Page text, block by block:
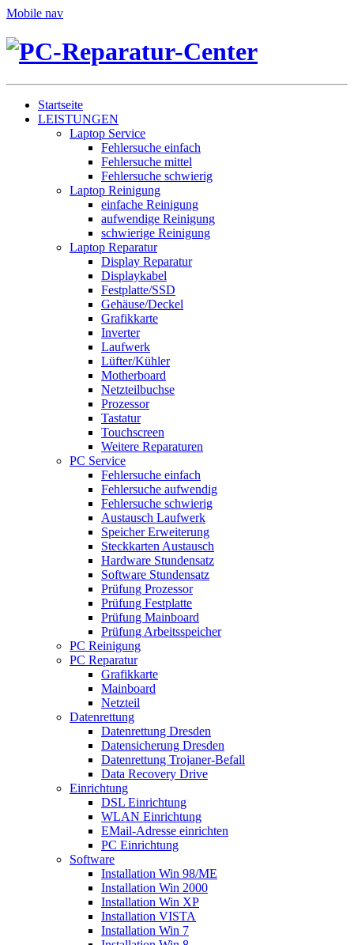
Mobile nav
Startseite
LEISTUNGEN
Laptop Service
Fehlersuche einfach
Fehlersuche mittel
Fehlersuche schwierig
Laptop Reinigung
einfache Reinigung
aufwendige Reinigung
schwierige Reinigung
Laptop Reparatur
Display Reparatur
Displaykabel
Festplatte/SSD
Gehäuse/Deckel
Grafikkarte
Inverter
Laufwerk
Lüfter/Kühler
Motherboard
Netzteilbuchse
Prozessor
Tastatur
Touchscreen
Weitere Reparaturen
PC Service
Fehlersuche einfach
Fehlersuche aufwendig
Fehlersuche schwierig
Austausch Laufwerk
Speicher Erweiterung
Steckkarten Austausch
Hardware Stundensatz
Software Stundensatz
Prüfung Prozessor
Prüfung Festplatte
Prüfung Mainboard
Prüfung Arbeitsspeicher
PC Reinigung
PC Reparatur
Grafikkarte
Mainboard
Netzteil
Datenrettung
Datenrettung Dresden
Datensicherung Dresden
Datenrettung Trojaner-Befall
Data Recovery Drive
Einrichtung
DSL Einrichtung
WLAN Einrichtung
EMail-Adresse einrichten
PC Einrichtung
Software
Installation Win 98/ME
Installation Win 2000
Installation Win XP
Installation VISTA
Installation Win 7